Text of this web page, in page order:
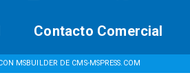
MSBUILDER DE CMS-MSPRESS.COM
Contacto Comercial